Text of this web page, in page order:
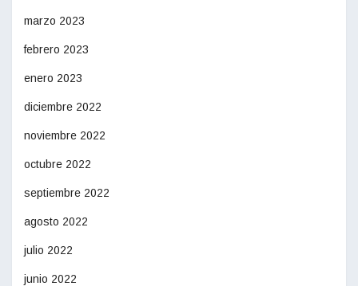
marzo 2023
febrero 2023
enero 2023
diciembre 2022
noviembre 2022
octubre 2022
septiembre 2022
agosto 2022
julio 2022
junio 2022